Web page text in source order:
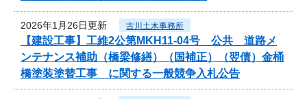
2026年1月26日更新 古川土木事務所
【建設工事】工維2公第MKH11-04号 公共 道路メ
ンテナンス補助（橋梁修繕）（国補正）（翌債）金桶
橋塗装塗替工事 に関する一般競争入札公告